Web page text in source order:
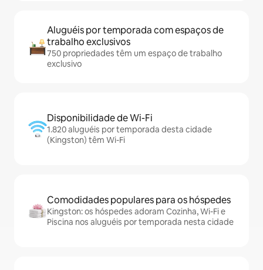
Aluguéis por temporada com espaços de
trabalho exclusivos
750 propriedades têm um espaço de trabalho
exclusivo
Disponibilidade de Wi-Fi
1.820 aluguéis por temporada desta cidade
(Kingston) têm Wi-Fi
Comodidades populares para os hóspedes
Kingston: os hóspedes adoram Cozinha, Wi-Fi e
Piscina nos aluguéis por temporada nesta cidade